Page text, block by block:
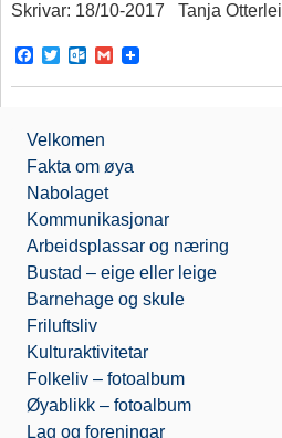
Skrivar: 18/10-2017 Tanja Otterlei
F
c
o
o
k
T
i
e
r
O
t
o
k
.
c
o
m
G
a
Velkomen
Fakta om øya
Nabolaget
Kommunikasjonar
Arbeidsplassar og næring
Bustad – eige eller leige
Barnehage og skule
Friluftsliv
Kulturaktivitetar
Folkeliv – fotoalbum
Øyablikk – fotoalbum
Lag og foreningar